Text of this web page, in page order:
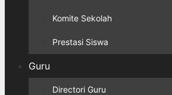
Komite Sekolah
Prestasi Siswa
Guru
Directori Guru